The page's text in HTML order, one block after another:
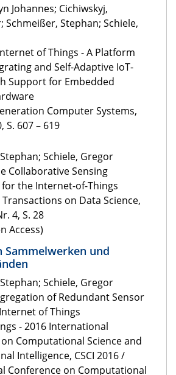
Johannes; Cichiwskyj,
Schmeißer, Stephan; Schiele,
of Things - A Platform
and Self-Adaptive IoT-
Support for Embedded
Computer Systems,
S. 607 – 619
Schiele, Gregor
Collaborative Sensing
the Internet-of-Things
Transactions on Data Science,
4, S. 28
Access)
Sammelwerken und
Schiele, Gregor
of Redundant Sensor
of Things
- 2016 International
Computational Science and
Intelligence, CSCI 2016 /
Conference on Computational